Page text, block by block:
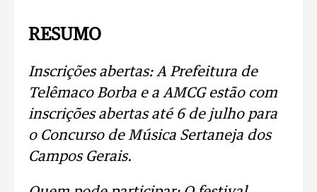
RESUMO
Inscrições abertas: A Prefeitura de
Telêmaco Borba e a AMCG estão com
inscrições abertas até 6 de julho para
o Concurso de Música Sertaneja dos
Campos Gerais.